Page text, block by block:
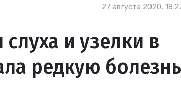
27 августа 2020,
и узелки в
редкую болезнь